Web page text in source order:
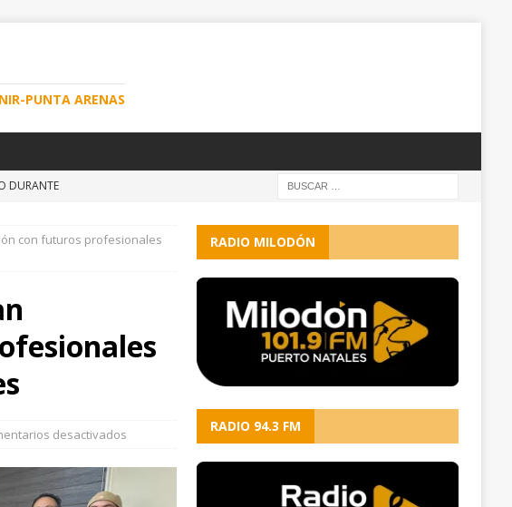
PUNTA ARENAS
DURANTE
de
me
con futuros profesionales
desactivados
RADIO MILODÓN
RADIO 94.3 FM